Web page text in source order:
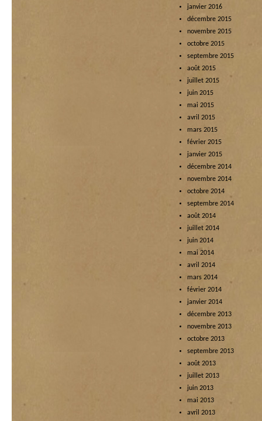
janvier 2016
décembre 2015
novembre 2015
octobre 2015
septembre 2015
août 2015
juillet 2015
juin 2015
mai 2015
avril 2015
mars 2015
février 2015
janvier 2015
décembre 2014
novembre 2014
octobre 2014
septembre 2014
août 2014
juillet 2014
juin 2014
mai 2014
avril 2014
mars 2014
février 2014
janvier 2014
décembre 2013
novembre 2013
octobre 2013
septembre 2013
août 2013
juillet 2013
juin 2013
mai 2013
avril 2013